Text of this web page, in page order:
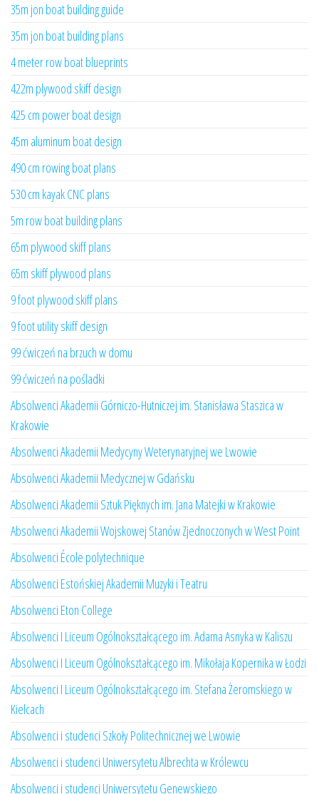
35m jon boat building guide
35m jon boat building plans
4 meter row boat blueprints
422m plywood skiff design
425 cm power boat design
45m aluminum boat design
490 cm rowing boat plans
530 cm kayak CNC plans
5m row boat building plans
65m plywood skiff plans
65m skiff plywood plans
9 foot plywood skiff plans
9 foot utility skiff design
99 ćwiczeń na brzuch w domu
99 ćwiczeń na pośladki
Absolwenci Akademii Górniczo-Hutniczej im. Stanisława Staszica w
Krakowie
Absolwenci Akademii Medycyny Weterynaryjnej we Lwowie
Absolwenci Akademii Medycznej w Gdańsku
Absolwenci Akademii Sztuk Pięknych im. Jana Matejki w Krakowie
Absolwenci Akademii Wojskowej Stanów Zjednoczonych w West Point
Absolwenci École polytechnique
Absolwenci Estońskiej Akademii Muzyki i Teatru
Absolwenci Eton College
Absolwenci I Liceum Ogólnokształcącego im. Adama Asnyka w Kaliszu
Absolwenci I Liceum Ogólnokształcącego im. Mikołaja Kopernika w Łodzi
Absolwenci I Liceum Ogólnokształcącego im. Stefana Żeromskiego w
Kielcach
Absolwenci i studenci Szkoły Politechnicznej we Lwowie
Absolwenci i studenci Uniwersytetu Albrechta w Królewcu
Absolwenci i studenci Uniwersytetu Genewskiego